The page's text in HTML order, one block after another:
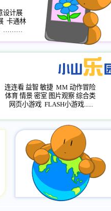
设计展
卡通林
………
连连看 益智 敏捷 MM 动作冒险
体育 情景 密室 图片观察 综合类
网页小游戏 FLASH小游戏......